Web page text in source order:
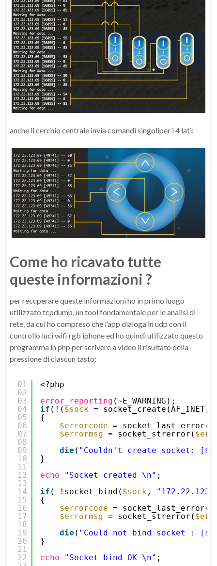
anche il cerchio centrale invia comandi singoliper i 4 lati:
Come ho ricavato tutte
queste informazioni ?
per recuperare queste informazioni ho in primo luogo
utilizzato tcpdump, un tool fondamentale per le analisi di
rete, da cui ho compreso che l’app dialoga in udp con il
controllo luci wifi rgb iphone ed ho quindi utilizzato questo
programma in php per scrivere a video il risultato della
pressione di ciascun tasto:
01
02
03
04
05
06
07
08
09
10
11
12
13
14
15
16
17
18
19
20
21
22
<?php
error_reporting (~E_WARNING);
if (!( $sock = socket_create(AF_INET,
{
$errorcode =
$errormsg = socket_strerror(
die ( "Couldn't create socket:
}
echo
"Socket created \n" ;
if ( !socket_bind( $sock ,
{
$errorcode =
$errormsg = socket_strerror(
die ( "Could not bind socket :
}
echo
"Socket bind OK \n" ;